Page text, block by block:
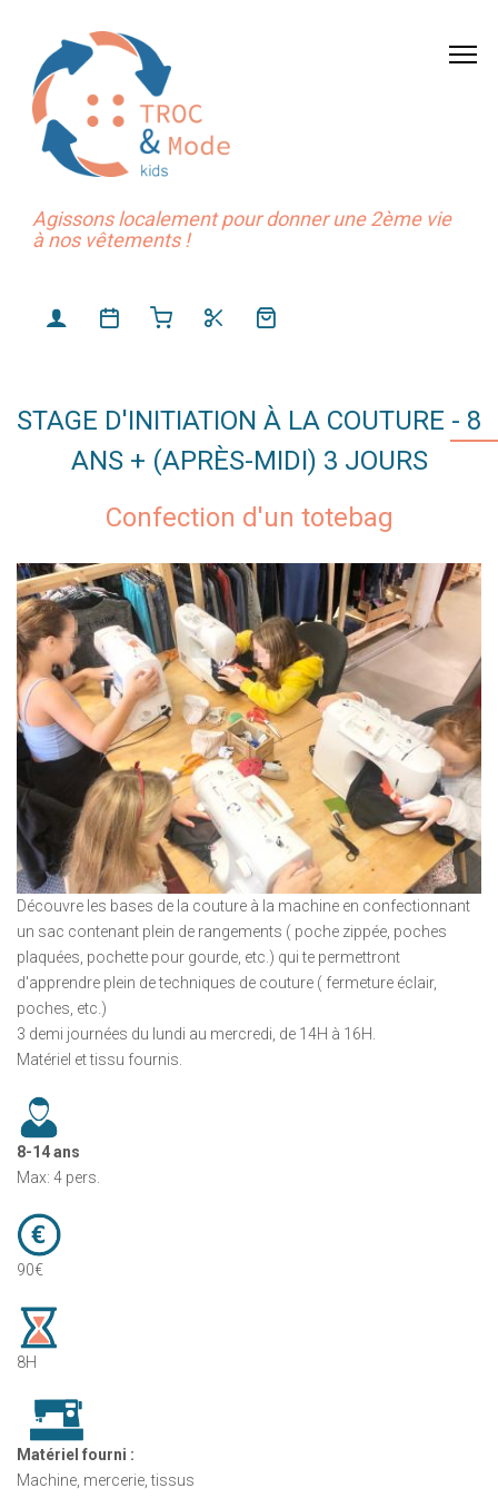
Agissons localement pour donner une 2ème vie
à nos vêtements !
STAGE D'INITIATION À LA COUTURE - 8
ANS + (APRÈS-MIDI) 3 JOURS
Confection d'un totebag
Découvre les bases de la couture à la machine en confectionnant
un sac contenant plein de rangements ( poche zippée, poches
plaquées, pochette pour gourde, etc.) qui te permettront
d'apprendre plein de techniques de couture ( fermeture éclair,
poches, etc.)
3 demi journées du lundi au mercredi, de 14H à 16H.
Matériel et tissu fournis.
8-14 ans
Max: 4 pers.
90€
8H
Matériel fourni :
Machine, mercerie, tissus